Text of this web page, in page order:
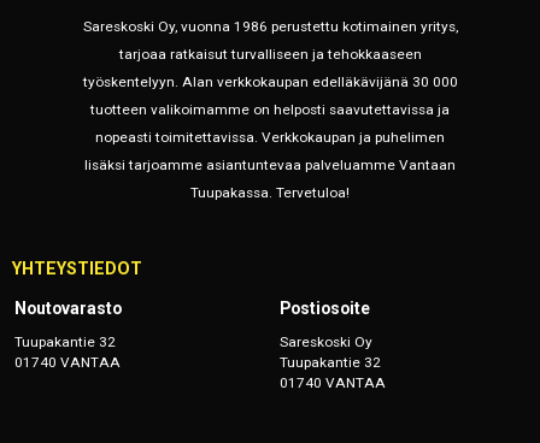
Sareskoski Oy, vuonna 1986 perustettu kotimainen yritys,
tarjoaa ratkaisut turvalliseen ja tehokkaaseen
työskentelyyn. Alan verkkokaupan edelläkävijänä 30 000
tuotteen valikoimamme on helposti saavutettavissa ja
nopeasti toimitettavissa. Verkkokaupan ja puhelimen
lisäksi tarjoamme asiantuntevaa palveluamme Vantaan
Tuupakassa. Tervetuloa!
YHTEYSTIEDOT
Noutovarasto
Tuupakantie 32
01740 VANTAA
Postiosoite
Sareskoski Oy
Tuupakantie 32
01740 VANTAA